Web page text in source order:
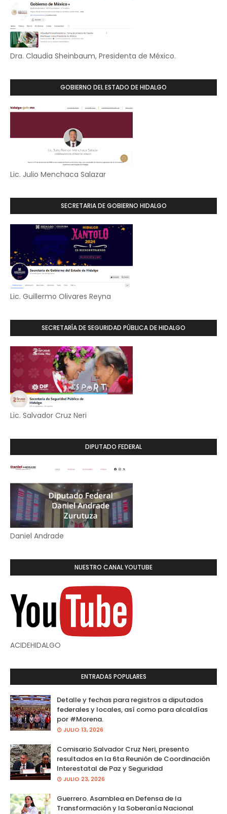
Dra. Claudia Sheinbaum, Presidenta de México.
GOBIERNO DEL ESTADO DE HIDALGO
Lic. Julio Menchaca Salazar
SECRETARIA DE GOBIERNO HIDALGO
Lic. Guillermo Olivares Reyna
SECRETARÍA DE SEGURIDAD PÚBLICA DE HIDALGO
Lic. Salvador Cruz Neri
DIPUTADO FEDERAL
Daniel Andrade
NUESTRO CANAL YOUTUBE
ACIDEHIDALGO
ENTRADAS POPULARES
Detalle y fechas para registros a diputados
federales y locales, así como para alcaldías
por #Morena.
JULIO 13, 2026
Comisario Salvador Cruz Neri, presento
resultados en la 6ta Reunión de Coordinación
Interestatal de Paz y Seguridad
JULIO 23, 2026
Guerrero. Asamblea en Defensa de la
Transformación y la Soberanía Nacional